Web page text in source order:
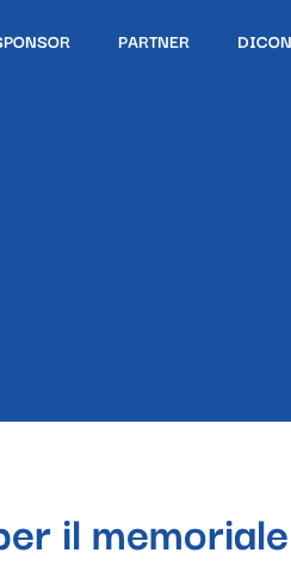
PARTNER
il memoriale